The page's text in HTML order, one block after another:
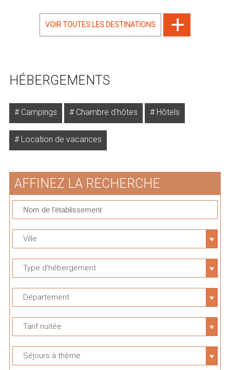
VOIR TOUTES LES DESTINATIONS
HÉBERGEMENTS
Campings Chambre d'hôtes Hôtels
Location de vacances
AFFINEZ LA RECHERCHE
Ville
Type d'hébergement
Département
Tarif nuitée
Séjours à thème